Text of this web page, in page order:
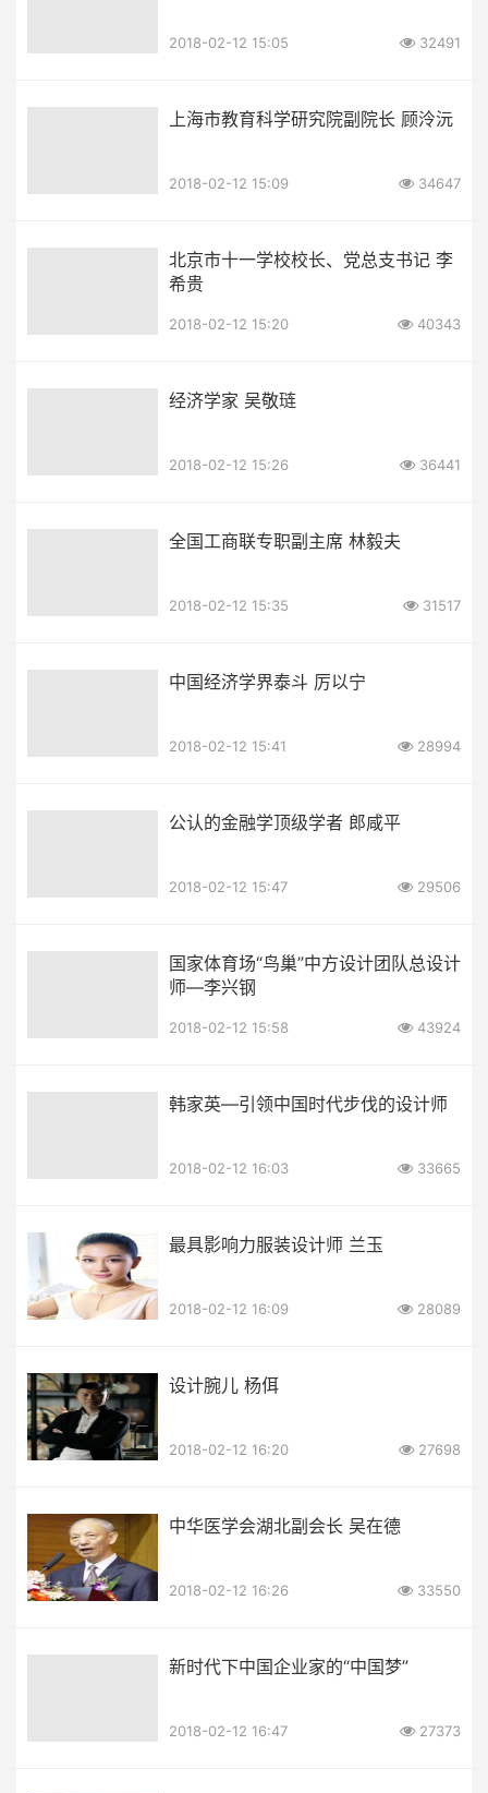
2018-02-12 15:05 32491
上海市教育科学研究院副院长 顾泠沅
2018-02-12 15:09 34647
北京市十一学校校长、党总支书记 李
希贵
2018-02-12 15:20 40343
经济学家 吴敬琏
2018-02-12 15:26 36441
全国工商联专职副主席 林毅夫
2018-02-12 15:35 31517
中国经济学界泰斗 厉以宁
2018-02-12 15:41 28994
公认的金融学顶级学者 郎咸平
2018-02-12 15:47 29506
国家体育场“鸟巢”中方设计团队总设计
师—李兴钢
2018-02-12 15:58 43924
韩家英—引领中国时代步伐的设计师
2018-02-12 16:03 33665
最具影响力服装设计师 兰玉
2018-02-12 16:09 28089
设计腕儿 杨佴
2018-02-12 16:20 27698
中华医学会湖北副会长 吴在德
2018-02-12 16:26 33550
新时代下中国企业家的“中国梦”
2018-02-12 16:47 27373